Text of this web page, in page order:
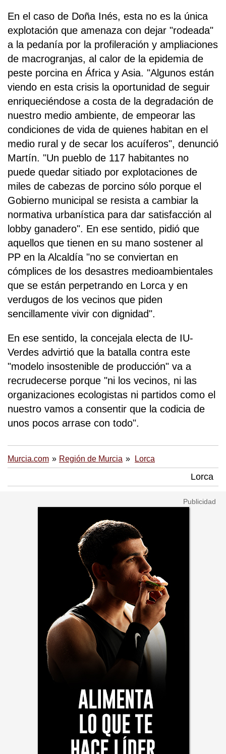
En el caso de Doña Inés, esta no es la única
explotación que amenaza con dejar "rodeada"
a la pedanía por la profileración y ampliaciones
de macrogranjas, al calor de la epidemia de
peste porcina en África y Asia. "Algunos están
viendo en esta crisis la oportunidad de seguir
enriqueciéndose a costa de la degradación de
nuestro medio ambiente, de empeorar las
condiciones de vida de quienes habitan en el
medio rural y de secar los acuíferos", denunció
Martín. "Un pueblo de 117 habitantes no
puede quedar sitiado por explotaciones de
miles de cabezas de porcino sólo porque el
Gobierno municipal se resista a cambiar la
normativa urbanística para dar satisfacción al
lobby ganadero". En ese sentido, pidió que
aquellos que tienen en su mano sostener al
PP en la Alcaldía "no se conviertan en
cómplices de los desastres medioambientales
que se están perpetrando en Lorca y en
verdugos de los vecinos que piden
sencillamente vivir con dignidad".
En ese sentido, la concejala electa de IU-
Verdes advirtió que la batalla contra este
"modelo insostenible de producción" va a
recrudecerse porque "ni los vecinos, ni las
organizaciones ecologistas ni partidos como el
nuestro vamos a consentir que la codicia de
unos pocos arrase con todo".
Murcia.com Región de Murcia Lorca
Lorca